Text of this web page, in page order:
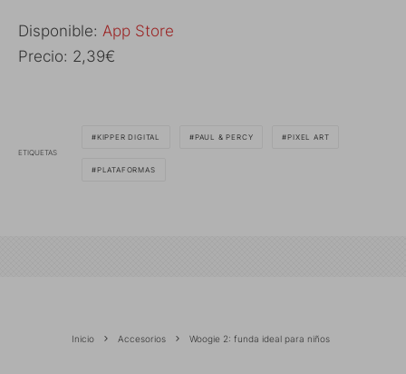
Disponible: App Store
Precio: 2,39€
ETIQUETAS
KIPPER DIGITAL PAUL & PERCY PIXEL ART
PLATAFORMAS
Inicio Accesorios Woogie 2: funda ideal para niños